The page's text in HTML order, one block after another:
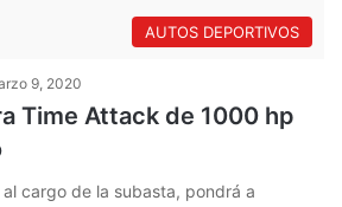
AUTOS DEPORTIVOS
9, 2020
Time Attack de 1000 hp
cargo de la subasta, pondrá a